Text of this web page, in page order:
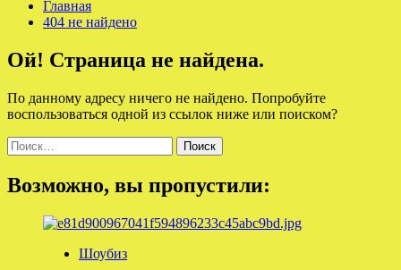
Главная
404 не найдено
Ой! Страница не найдена.
По данному адресу ничего не найдено. Попробуйте
воспользоваться одной из ссылок ниже или поиском?
Найти:
Возможно, вы пропустили:
Шоубиз